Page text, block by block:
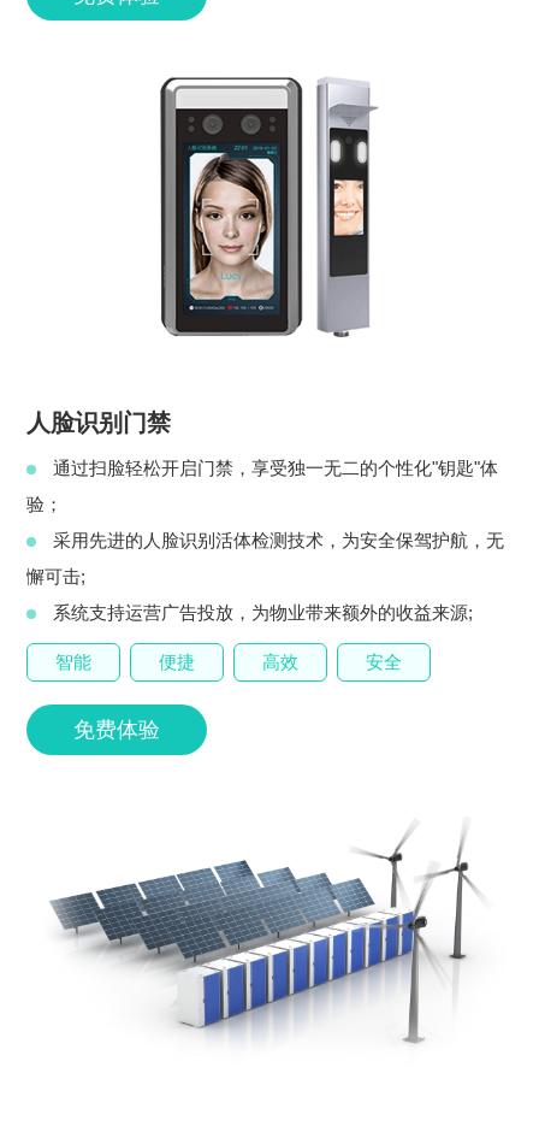
人脸识别门禁
通过扫脸轻松开启门禁，享受独一无二的个性化"钥匙"体
验；
采用先进的人脸识别活体检测技术，为安全保驾护航，无
懈可击;
系统支持运营广告投放，为物业带来额外的收益来源;
智能 便捷 高效 安全
免费体验